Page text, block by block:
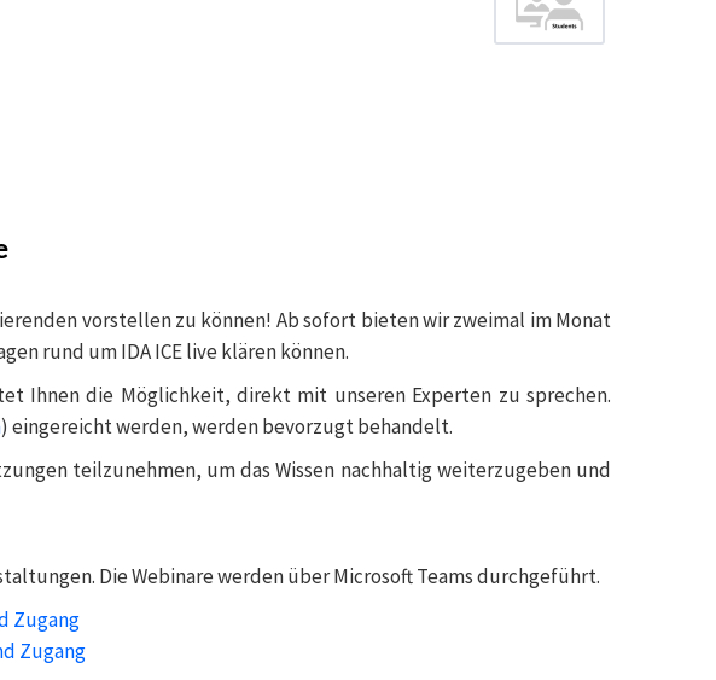
vorstellen zu können! Ab sofort bieten wir zweimal im Monat
rund um IDA ICE live klären können.
Ihnen die Möglichkeit, direkt mit unseren Experten zu sprechen.
) eingereicht werden, werden bevorzugt behandelt.
teilzunehmen, um das Wissen nachhaltig weiterzugeben und
Die Webinare werden über Microsoft Teams durchgeführt.
Zugang
Zugang